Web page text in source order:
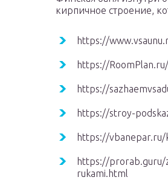
кирпичное строение,
https://
https://
https://
https://stroy-
https://vbanepar.ru/
https://prorab.guru/
rukami.html